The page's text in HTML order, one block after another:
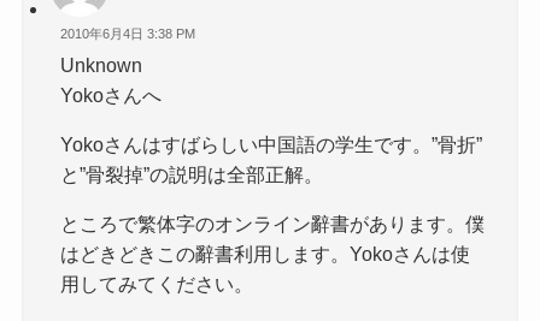
2010年6月4日 3:38 PM
Unknown
Yokoさんへ
Yokoさんはすばらしい中国語の学生です。”骨折”
と”骨裂掉”の説明は全部正解。
ところで繁体字のオンライン辭書があります。僕
はどきどきこの辭書利用します。Yokoさんは使
用してみてください。